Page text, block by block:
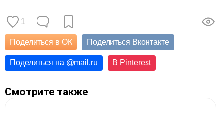
1
Поделиться в ОК Поделиться Вконтакте
Поделиться на @mail.ru В Pinterest
Смотрите также